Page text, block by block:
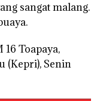
sangat malang.
Toapaya,
(Kepri), Senin